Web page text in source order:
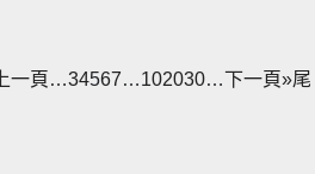
一頁 …34567…102030…下一頁»尾